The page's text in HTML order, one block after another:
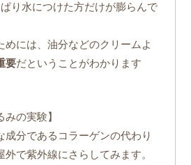
り水につけた方だけが膨らんで
めには、油分などのクリームよ
要だということがわかります
みの実験】
成分であるコラーゲンの代わり
で紫外線にさらしてみます。